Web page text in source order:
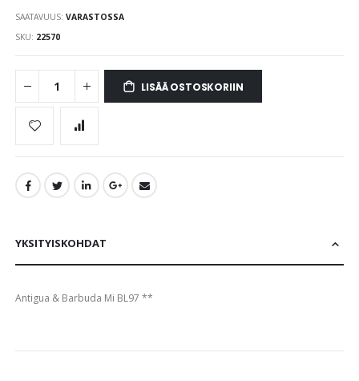
images
gallery
SAATAVUUS: VARASTOSSA
SKU 22570
LISÄÄ OSTOSKORIIN
YKSITYISKOHDAT
Antigua & Barbuda Mi BL97 **